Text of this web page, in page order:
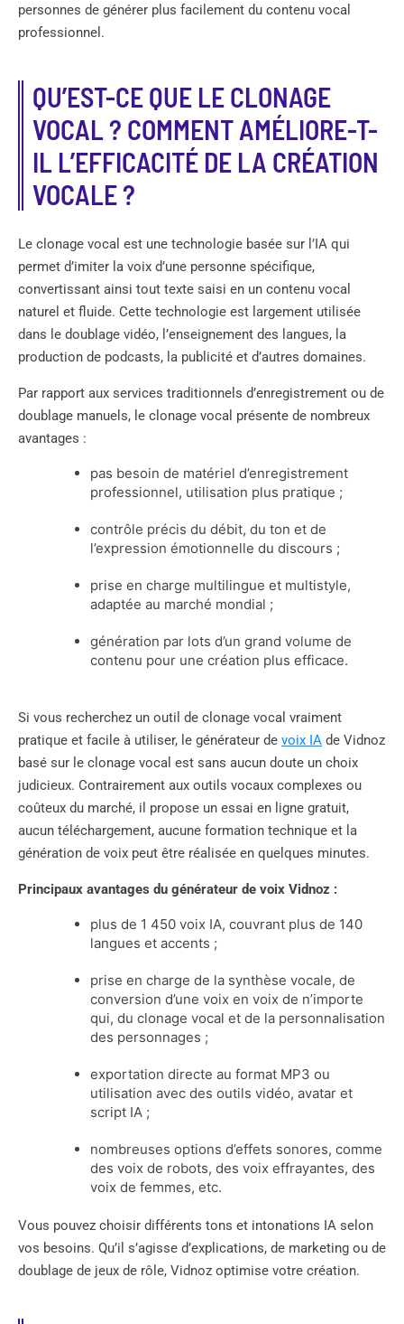
personnes de générer plus facilement du contenu vocal
professionnel.
QU’EST-CE QUE LE CLONAGE
VOCAL ? COMMENT AMÉLIORE-T-
IL L’EFFICACITÉ DE LA CRÉATION
VOCALE ?
Le clonage vocal est une technologie basée sur l’IA qui
permet d’imiter la voix d’une personne spécifique,
convertissant ainsi tout texte saisi en un contenu vocal
naturel et fluide. Cette technologie est largement utilisée
dans le doublage vidéo, l’enseignement des langues, la
production de podcasts, la publicité et d’autres domaines.
Par rapport aux services traditionnels d’enregistrement ou de
doublage manuels, le clonage vocal présente de nombreux
avantages :
pas besoin de matériel d’enregistrement
professionnel, utilisation plus pratique ;
contrôle précis du débit, du ton et de
l’expression émotionnelle du discours ;
prise en charge multilingue et multistyle,
adaptée au marché mondial ;
génération par lots d’un grand volume de
contenu pour une création plus efficace.
Si vous recherchez un outil de clonage vocal vraiment
pratique et facile à utiliser, le générateur de voix IA de Vidnoz
basé sur le clonage vocal est sans aucun doute un choix
judicieux. Contrairement aux outils vocaux complexes ou
coûteux du marché, il propose un essai en ligne gratuit,
aucun téléchargement, aucune formation technique et la
génération de voix peut être réalisée en quelques minutes.
Principaux avantages du générateur de voix Vidnoz :
plus de 1 450 voix IA, couvrant plus de 140
langues et accents ;
prise en charge de la synthèse vocale, de
conversion d’une voix en voix de n’importe
qui, du clonage vocal et de la personnalisation
des personnages ;
exportation directe au format MP3 ou
utilisation avec des outils vidéo, avatar et
script IA ;
nombreuses options d’effets sonores, comme
des voix de robots, des voix effrayantes, des
voix de femmes, etc.
Vous pouvez choisir différents tons et intonations IA selon
vos besoins. Qu’il s’agisse d’explications, de marketing ou de
doublage de jeux de rôle, Vidnoz optimise votre création.